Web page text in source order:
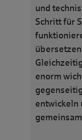
und
Schritt für
enorm
entwickeln